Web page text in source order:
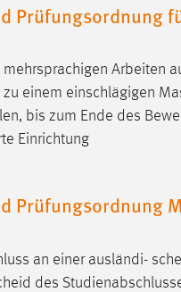
Prüfungsordnung
Arbeiten
einem einschlägigen
bis zum Ende des
Einrichtung
Prüfungsordnung
an einer ausländi-
des
Cookie ist notwendig um sich
der Website einloggen zu können.
Stunden
Website nutzen.
_pk_cvar, _pk_id, _pk_ses